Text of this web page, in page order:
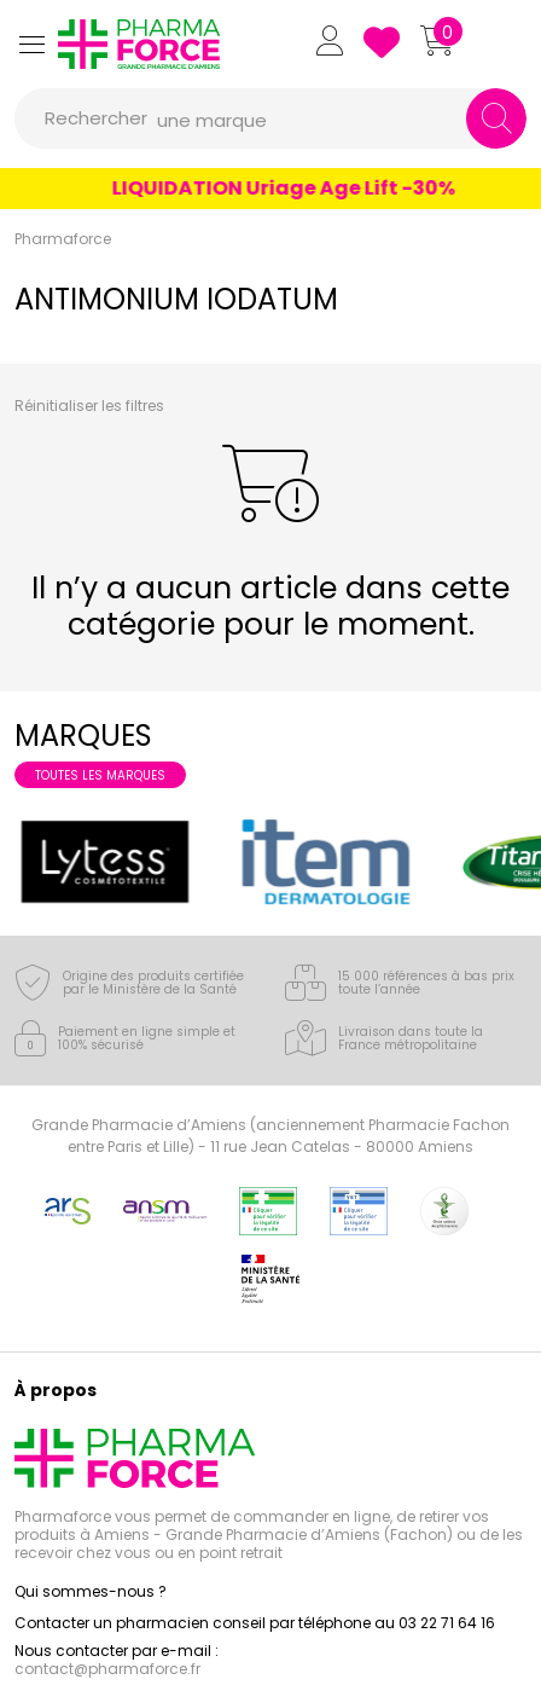
Pharmaforce Grande Pharmacie
0
Rechercher
un conseil
un produit
une marque
LIQUIDATION Uriage Age Lift -30%
Pharmaforce
ANTIMONIUM IODATUM
Réinitialiser les filtres
Il n’y a aucun article dans cette
catégorie pour le moment.
MARQUES
TOUTES LES MARQUES
Origine des produits certifiée
par le Ministère de la Santé
15 000 références à bas prix
toute l’année
Paiement en ligne simple et
100% sécurisé
Livraison dans toute la
France métropolitaine
Grande Pharmacie d’Amiens (anciennement Pharmacie Fachon
entre Paris et Lille) - 11 rue Jean Catelas - 80000 Amiens
À propos
Pharmaforce vous permet de commander en ligne, de retirer vos
produits à Amiens - Grande Pharmacie d’Amiens (Fachon) ou de les
recevoir chez vous ou en point retrait
Qui sommes-nous ?
Contacter un pharmacien conseil par téléphone au 03 22 71 64 16
Nous contacter par e-mail :
contact@pharmaforce.fr